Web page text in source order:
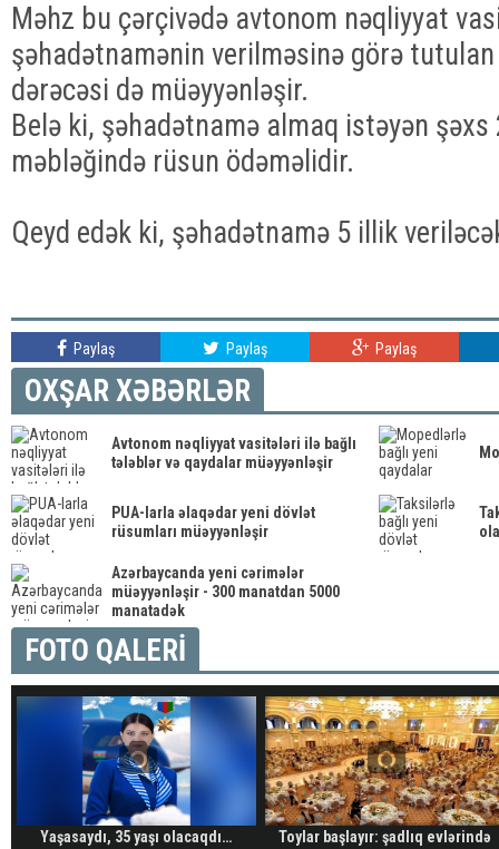
Məhz bu çərçivədə avtonom nəqliyyat
şəhadətnamənin verilməsinə görə
dərəcəsi də müəyyənləşir.
Belə ki, şəhadətnamə almaq istəyən
məbləğində rüsun ödəməlidir.
Qeyd edək ki, şəhadətnamə 5 illik
Paylaş Paylaş Paylaş
OXŞAR XƏBƏRLƏR
Avtonom nəqliyyat vasitələri ilə bağlı
tələblər və qaydalar müəyyənləşir
PUA-larla əlaqədar yeni dövlət
rüsumları müəyyənləşir
Azərbaycanda yeni cərimələr
müəyyənləşir - 300 manatdan 5000
manatadək
FOTO QALERİ
Yaşasaydı, 35 yaşı olacaqdı…
Toylar başlayır: şadlıq evlərində